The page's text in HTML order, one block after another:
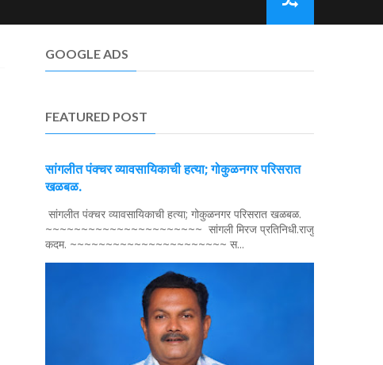
GOOGLE ADS
FEATURED POST
सांगलीत पंक्चर व्यावसायिकाची हत्या; गोकुळनगर परिसरात
खळबळ.
सांगलीत पंक्चर व्यावसायिकाची हत्या; गोकुळनगर परिसरात खळबळ.
~~~~~~~~~~~~~~~~~~~~~~ सांगली मिरज प्रतिनिधी.राजु
कदम. ~~~~~~~~~~~~~~~~~~~~~~ स...